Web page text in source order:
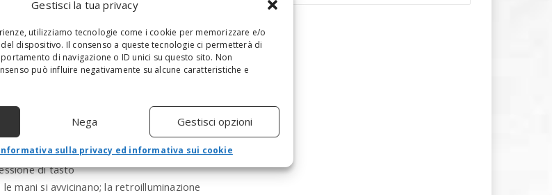
Gestisci la tua privacy
utilizziamo tecnologie come i cookie per memorizzare e/o
dispositivo. Il consenso a queste tecnologie ci permetterà di
di navigazione o ID unici su questo sito. Non
può influire negativamente su alcune caratteristiche e
Nega Gestisci opzioni
sulla privacy ed informativa sui cookie
concavi si adattano ‎alla forma delle
toccati
per ‎stabilità, precisione e resistenza;
di tasto
mani si avvicinano; la retroilluminazione
c
h
a
h
i
t
e
n